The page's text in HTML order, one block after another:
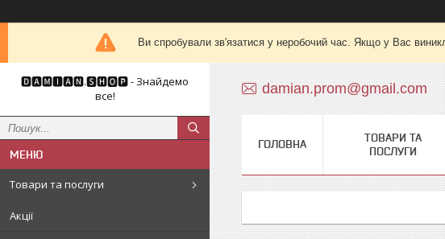
Ви спробували зв'язатися у неробочий час. Якщо у Вас
🅳🅰🅼🅸🅰🅽.🆂🅷🅾🅿 - Знайдемо
все!
Товари та послуги
Акції
damian.prom@gmail.com
ГОЛОВНА
ТОВАРИ ТА
ПОСЛУГИ